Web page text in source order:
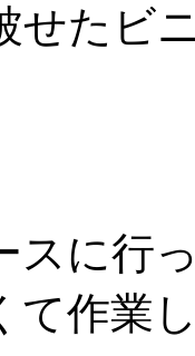
せたビ
スに行
て作業